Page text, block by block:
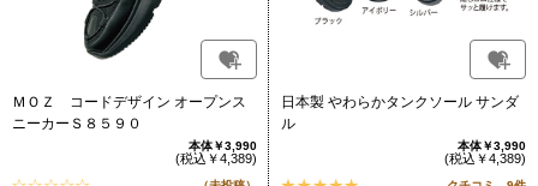
ＭＯＺ コードデザイン オープンス
ニーカーＳ８５９０
本体￥3,990
(税込￥4,389)
日本製 やわらかタンクソール サンダ
ル
本体￥3,990
(税込￥4,389)